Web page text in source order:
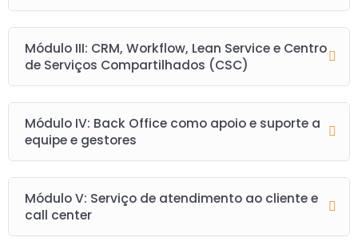
Módulo III: CRM, Workflow, Lean Service e Centro
de Serviços Compartilhados (CSC)
Módulo IV: Back Office como apoio e suporte a
equipe e gestores
Módulo V: Serviço de atendimento ao cliente e
call center